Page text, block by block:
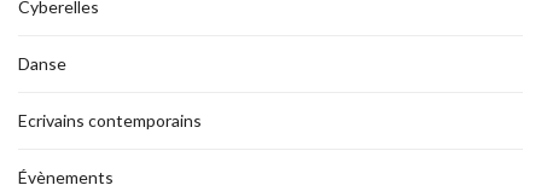
Cyberelles
Danse
Ecrivains contemporains
Évènements